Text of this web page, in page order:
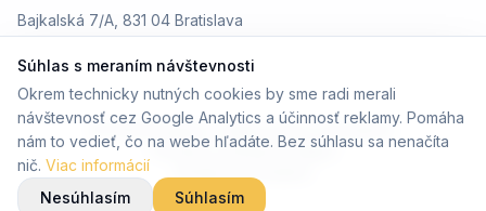
Bajkalská 7/A, 831 04 Bratislava
© 2026 Kreatom. Všetky práva vyhradené.
Ochrana osobných údajov
Súhlas s meraním návštevnosti
Okrem technicky nutných cookies by sme radi merali
návštevnosť cez Google Analytics a účinnosť reklamy. Pomáha
nám to vedieť, čo na webe hľadáte. Bez súhlasu sa nenačíta
nič. Viac informácií
Nesúhlasím
Súhlasím